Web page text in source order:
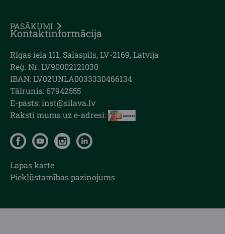
PASĀKUMI
Kontaktinformācija
Rīgas iela 111, Salaspils, LV-2169, Latvija
Reģ. Nr. LV90002121030
IBAN: LV02UNLA0033330466134
Tālrunis: 67942555
E-pasts: inst@silava.lv
Raksti mums uz e-adresi:
Lapas karte
Piekļūstamības paziņojums